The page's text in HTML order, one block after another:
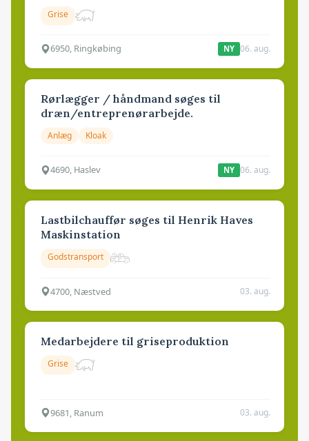
Grise
6950, Ringkøbing NY 06. aug.
Rørlægger / håndmand søges til
dræn/entreprenørarbejde.
Anlæg Kloak
4690, Haslev NY 06. aug.
Lastbilchauffør søges til Henrik Haves
Maskinstation
Godstransport
4700, Næstved 03. aug.
Medarbejdere til griseproduktion
Grise
9681, Ranum 03. aug.